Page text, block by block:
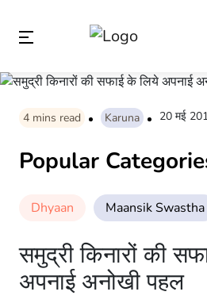
4 mins read Karuna 20 मई
Popular
Dhyaan Maansik Swastha
समुद्री किनारों की
अपनाई अनोखी पहल